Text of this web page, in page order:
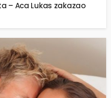
– Aca Lukas zakazao